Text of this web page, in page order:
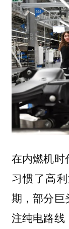
在内燃机时
习惯了高
期，部分巨
注纯电路线